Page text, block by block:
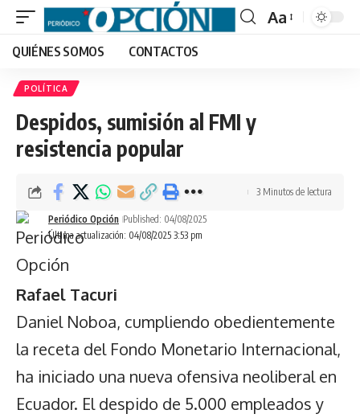
Font
Aa
QUIÉNES SOMOS CONTACTOS
POLÍTICA
Despidos, sumisión al FMI y
resistencia popular
Última actualización: 04/08/2025 3:53 pm
Periódico Opción Published: 04/08/2025
3 Minutos de lectura
Rafael Tacuri
Daniel Noboa, cumpliendo obedientemente
la receta del Fondo Monetario Internacional,
ha iniciado una nueva ofensiva neoliberal en
Ecuador. El despido de 5.000 empleados y